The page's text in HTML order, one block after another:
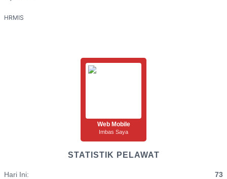
HRMIS
Web Mobile
Imbas Saya
STATISTIK PELAWAT
Hari Ini: 73